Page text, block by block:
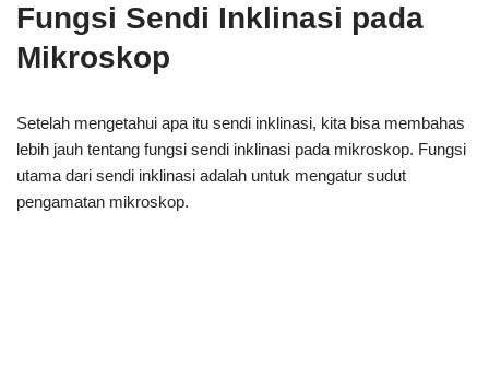
Fungsi Sendi Inklinasi pada
Mikroskop
Setelah mengetahui apa itu sendi inklinasi, kita bisa membahas
lebih jauh tentang fungsi sendi inklinasi pada mikroskop. Fungsi
utama dari sendi inklinasi adalah untuk mengatur sudut
pengamatan mikroskop.